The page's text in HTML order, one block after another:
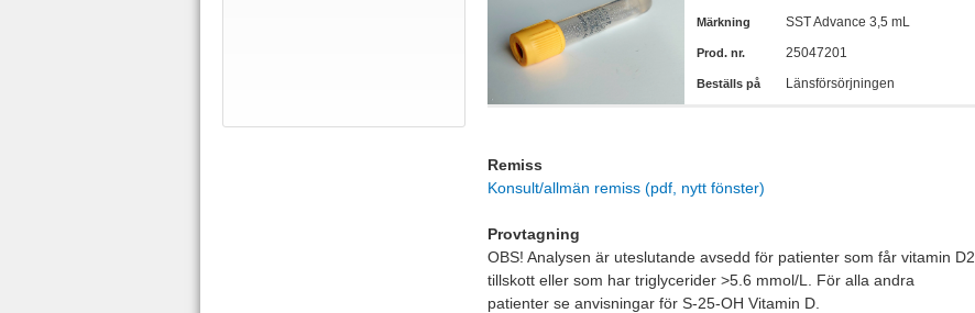
Märkning SST Advance 3,5 mL
Prod. nr. 25047201
Beställs på Länsförsörjningen
Remiss
Konsult/allmän remiss (pdf, nytt fönster)
Provtagning
OBS! Analysen är uteslutande avsedd för patienter som får vitamin D2
tillskott eller som har triglycerider >5.6 mmol/L. För alla andra
patienter se anvisningar för S-25-OH Vitamin D.